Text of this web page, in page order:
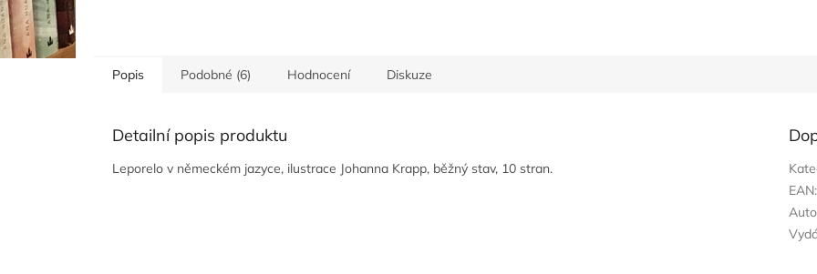
Popis Podobné (6) Hodnocení Diskuze
Detailní popis produktu
Leporelo v německém jazyce, ilustrace Johanna Krapp, běžný stav, 10 stran.
EAN: